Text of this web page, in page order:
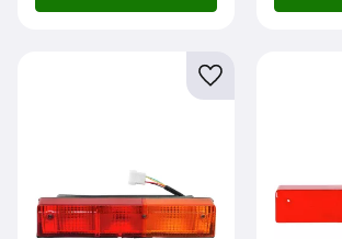
Lägg till i favoriter